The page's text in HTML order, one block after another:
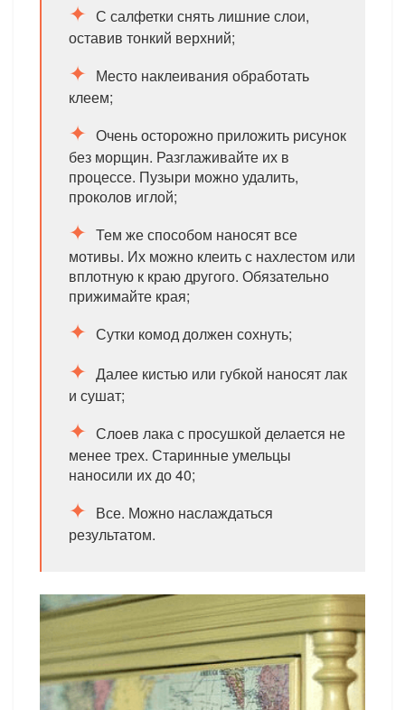
С салфетки снять лишние слои,
оставив тонкий верхний;
Место наклеивания обработать
клеем;
Очень осторожно приложить рисунок
без морщин. Разглаживайте их в
процессе. Пузыри можно удалить,
проколов иглой;
Тем же способом наносят все
мотивы. Их можно клеить с нахлестом или
вплотную к краю другого. Обязательно
прижимайте края;
Сутки комод должен сохнуть;
Далее кистью или губкой наносят лак
и сушат;
Слоев лака с просушкой делается не
менее трех. Старинные умельцы
наносили их до 40;
Все. Можно наслаждаться
результатом.